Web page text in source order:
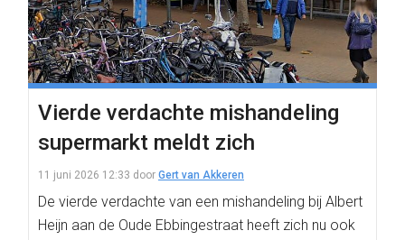
Vierde verdachte mishandeling
supermarkt meldt zich
11 juni 2026 12:33 door Gert van Akkeren
De vierde verdachte van een mishandeling bij Albert
Heijn aan de Oude Ebbingestraat heeft zich nu ook